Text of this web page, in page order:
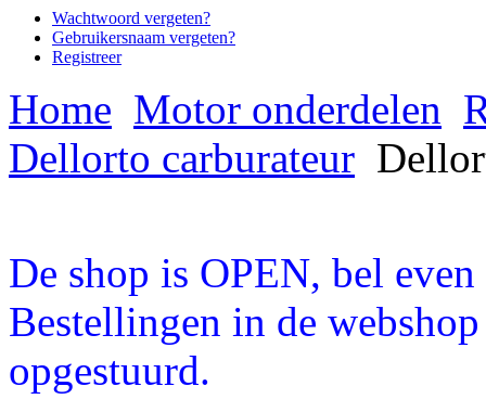
Wachtwoord vergeten?
Gebruikersnaam vergeten?
Registreer
Home Motor onderdelen
Dellorto carburateur
De shop is OPEN, bel
Bestellingen in de
opgestuurd.